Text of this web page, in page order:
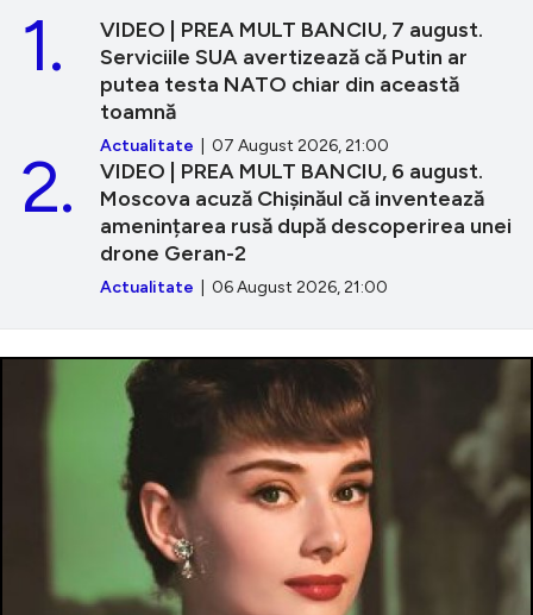
VIDEO | PREA MULT BANCIU, 7 august.
Serviciile SUA avertizează că Putin ar
putea testa NATO chiar din această
toamnă
Actualitate | 07 August 2026, 21:00
1.
VIDEO | PREA MULT BANCIU, 6 august.
Moscova acuză Chișinăul că inventează
amenințarea rusă după descoperirea unei
drone Geran-2
Actualitate | 06 August 2026, 21:00
2.